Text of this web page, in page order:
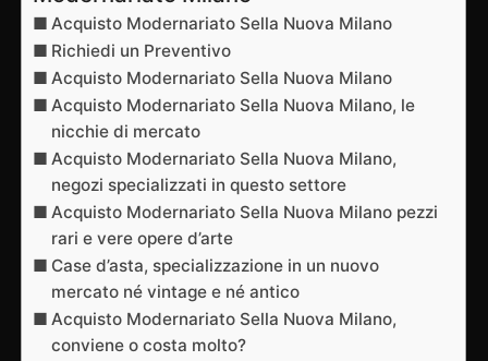
Acquisto Modernariato Sella Nuova Milano
Richiedi un Preventivo
Acquisto Modernariato Sella Nuova Milano
Acquisto Modernariato Sella Nuova Milano, le
nicchie di mercato
Acquisto Modernariato Sella Nuova Milano,
negozi specializzati in questo settore
Acquisto Modernariato Sella Nuova Milano pezzi
rari e vere opere d’arte
Case d’asta, specializzazione in un nuovo
mercato né vintage e né antico
Acquisto Modernariato Sella Nuova Milano,
conviene o costa molto?